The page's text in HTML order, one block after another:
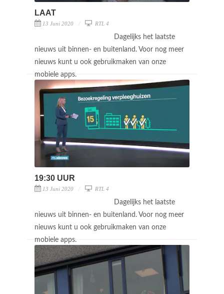
LAAT
13 Juni 2020 RTL 4
Dagelijks het laatste
nieuws uit binnen- en buitenland. Voor nog meer
nieuws kunt u ook gebruikmaken van onze
mobiele apps.
19:30 UUR
13 Juni 2020 RTL 4
Dagelijks het laatste
nieuws uit binnen- en buitenland. Voor nog meer
nieuws kunt u ook gebruikmaken van onze
mobiele apps.